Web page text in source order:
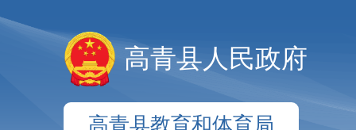
高青县人民政府
高青县教育和体育局